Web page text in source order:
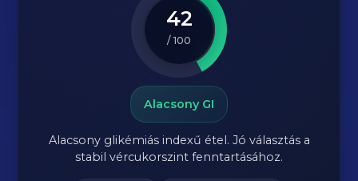
42
/ 100
Alacsony GI
Alacsony glikémiás indexű étel. Jó választás a
stabil vércukorszint fenntartásához.